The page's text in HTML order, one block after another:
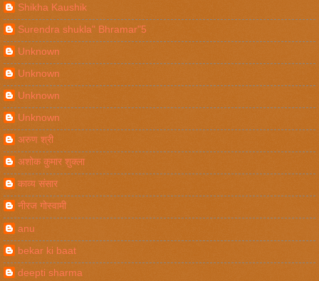
Shikha Kaushik
Surendra shukla" Bhramar"5
Unknown
Unknown
Unknown
Unknown
अरुण श्री
अशोक कुमार शुक्ला
काव्य संसार
नीरज गोस्वामी
anu
bekar ki baat
deepti sharma